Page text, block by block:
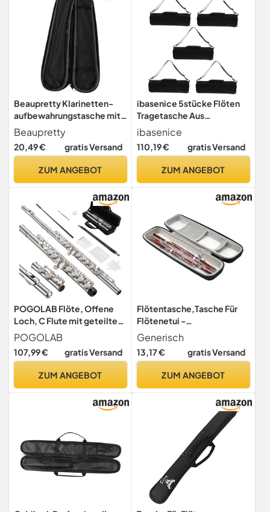
Beaupretty Klarinetten-
aufbewahrungstasche mit
Wasserdichtem Pu-etui
Flötenkoffer für E-
gestimmte Dizi und
Schutztasche mit
Musikertasche für Reisen
Beaupretty
20,49 € gratis Versand
ZUM ANGEBOT
ibasenice 5stücke Flöten
Tragetasche Aus
Wasserdichtem Oxford
Leichte Kompakte
Aufbewahrung Für
Konstruktion Mit Einfachem
ibasenice
110,19 € gratis Versand
ZUM ANGEBOT
POGOLAB Flöte, Offene
Loch, C Flute mit geteiltem
E&Offset-G, C Fußstück,
versilberte Flöte mit
Flötentasche/Flötenreinig
schuhe/Fett, für
POGOLAB
107,99 € gratis Versand
ZUM ANGEBOT
Flötentasche,Tasche Für
Flötenetui -
Reißverschlusstasche Für
Haartrockner Und
Lockenstab Für Schüler
Und Erwachsene Für
Generisch
13,17 € gratis Versand
ZUM ANGEBOT